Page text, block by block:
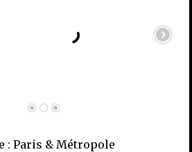
: Paris & Métropole